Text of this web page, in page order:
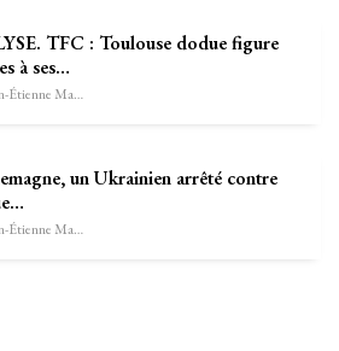
TFC : Toulouse dodue figure
à ses…
Sébastien-Étienne Marechal
un Ukrainien arrêté contre
Sébastien-Étienne Marechal